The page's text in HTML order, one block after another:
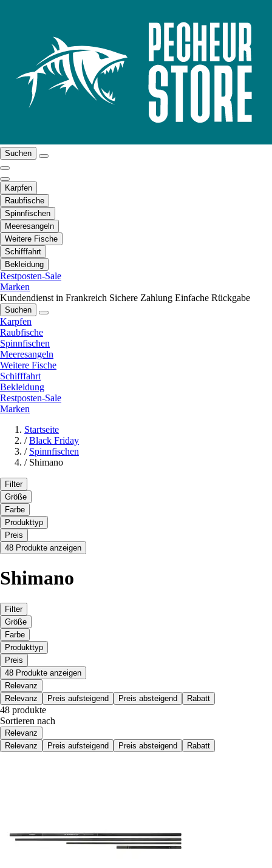
Suchen
Karpfen
Raubfische
Spinnfischen
Meeresangeln
Weitere Fische
Schifffahrt
Bekleidung
Restposten-Sale
Marken
Kundendienst in Frankreich Sichere Zahlung Einfache Rückgabe
Suchen
Karpfen
Raubfische
Spinnfischen
Meeresangeln
Weitere Fische
Schifffahrt
Bekleidung
Restposten-Sale
Marken
Startseite
/ Black Friday
/ Spinnfischen
/ Shimano
Filter
Größe
Farbe
Produkttyp
Preis
48 Produkte anzeigen
Shimano
Filter
Größe
Farbe
Produkttyp
Preis
48 Produkte anzeigen
Relevanz
Relevanz
Preis aufsteigend Preis absteigend Rabatt
48 produkte
Sortieren nach
Relevanz
Relevanz
Preis aufsteigend Preis absteigend Rabatt